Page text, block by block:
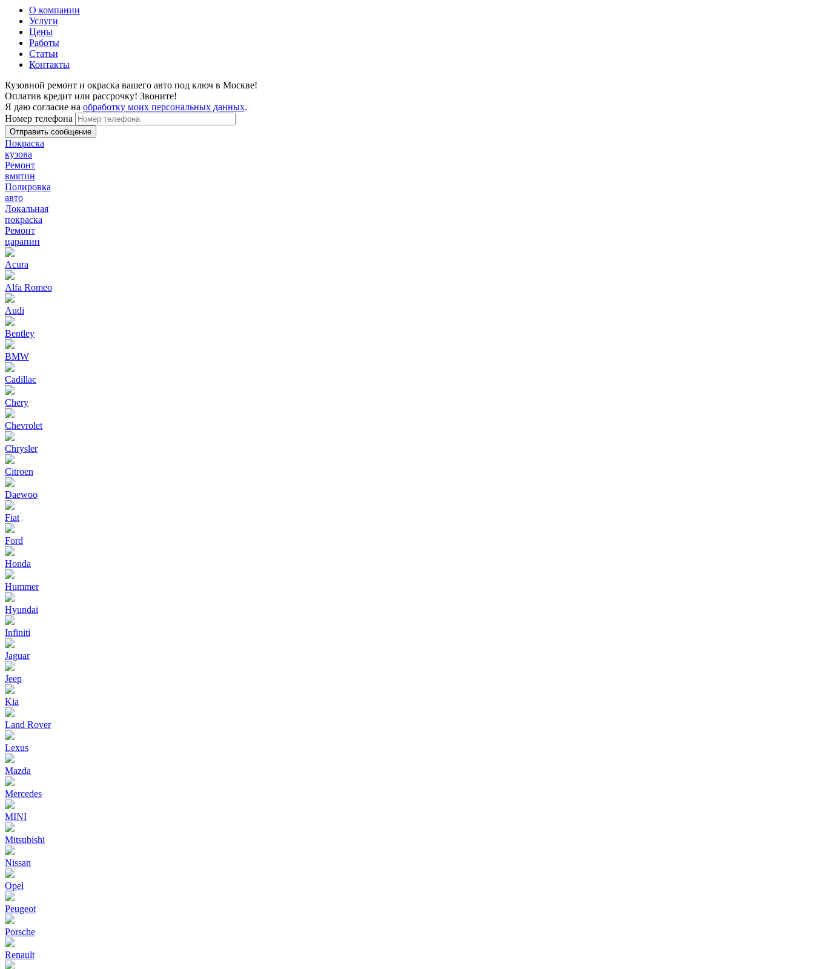
О компании
Услуги
Цены
Работы
Статьи
Контакты
Кузовной ремонт и окраска вашего авто под ключ в Москве!
Оплатив кредит или рассрочку! Звоните!
Я даю согласие на обработку моих персональных данных.
Номер телефона
Покраска
кузова
Ремонт
вмятин
Полировка
авто
Локальная
покраска
Ремонт
царапин
Acura
Alfa Romeo
Audi
Bentley
BMW
Cadillac
Chery
Chevrolet
Chrysler
Citroen
Daewoo
Fiat
Ford
Honda
Hummer
Hyundai
Infiniti
Jaguar
Jeep
Kia
Land Rover
Lexus
Mazda
Mercedes
MINI
Mitsubishi
Nissan
Opel
Peugeot
Porsche
Renault